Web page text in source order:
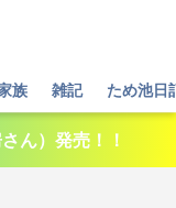
族 雑記 ため池日
ん）発売！！